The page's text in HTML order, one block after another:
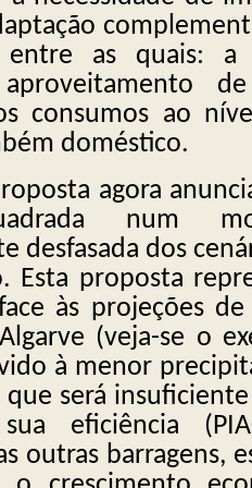
as quais: a
consumos ao
doméstico.
agora
num
desfasada dos
Esta proposta
às projeções
(veja-se o
à menor
que será
eficiência
outras barragens,